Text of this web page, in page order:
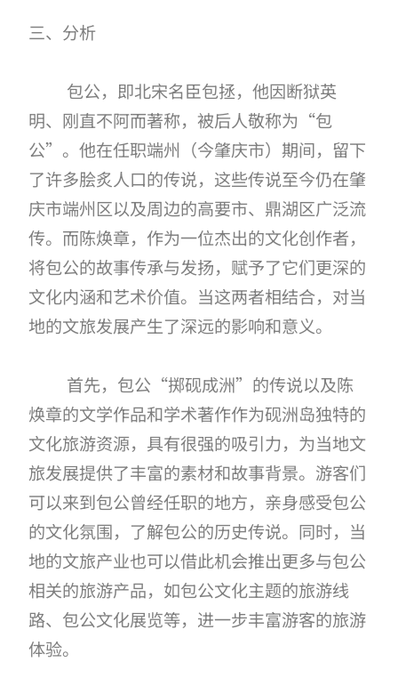
三、分析
包公，即北宋名臣包拯，他因断狱英
明、刚直不阿而著称，被后人敬称为 “包
公”。他在任职端州（今肇庆市）期间，留下
了许多脍炙人口的传说，这些传说至今仍在肇
庆市端州区以及周边的高要市、鼎湖区广泛流
传。而陈焕章，作为一位杰出的文化创作者，
将包公的故事传承与发扬，赋予了它们更深的
文化内涵和艺术价值。当这两者相结合，对当
地的文旅发展产生了深远的影响和意义。
首先，包公 “掷砚成洲”的传说以及陈
焕章的文学作品和学术著作作为砚洲岛独特的
文化旅游资源，具有很强的吸引力，为当地文
旅发展提供了丰富的素材和故事背景。游客们
可以来到包公曾经任职的地方，亲身感受包公
的文化氛围，了解包公的历史传说。同时，当
地的文旅产业也可以借此机会推出更多与包公
相关的旅游产品，如包公文化主题的旅游线
路、包公文化展览等，进一步丰富游客的旅游
体验。